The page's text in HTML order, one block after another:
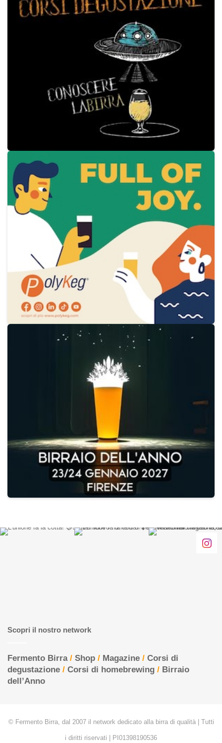
Scopri il nostro network
Fermento Birra/ Shop / Magazine / Corsi di
degustazione / Corsi di homebrewing / Birraio
dell’Anno
© Fermento Birra, dal 2007 il network dedicato alla birra di qualità | Tutti
i diritti riservati | PI01398190536